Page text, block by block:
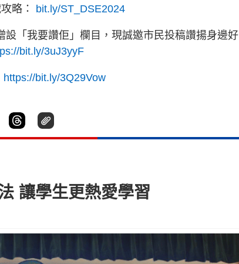
略： bit.ly/ST_DSE2024
設「我要讚佢」欄目，現誠邀市民投稿讚揚身邊好
bit.ly/3uJ3yyF
https://bit.ly/3Q29Vow
讓學生更熱愛學習